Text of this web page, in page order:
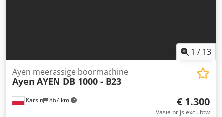
1 / 13
Karsin 867 km
Ayen meerassige boormachine
Ayen AYEN DB 1000 - B23
€ 1.300
Vaste prijs excl. btw